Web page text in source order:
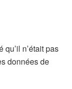
n’était pas
données de